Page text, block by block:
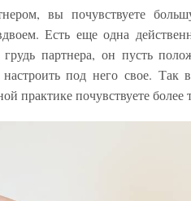
вы почувствуете
Есть еще одна
партнера, он пусть
под него свое. Так
практике почувствуете более